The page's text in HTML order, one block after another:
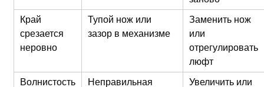
Край
срезается
неровно
Тупой нож или
зазор в механизме
Заменить нож
или
отрегулировать
люфт
Волнистость
Неправильная
Увеличить или